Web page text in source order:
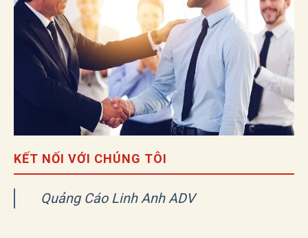
KẾT NỐI VỚI CHÚNG TÔI
Quảng Cáo Linh Anh ADV